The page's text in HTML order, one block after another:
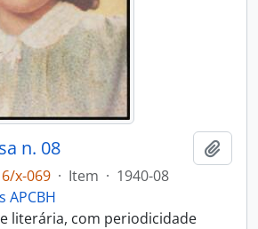
n. 08
x-069 · Item · 1940-08
APCBH
literária, com periodicidade